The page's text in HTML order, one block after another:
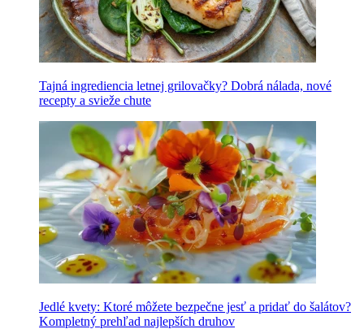
Tajná ingrediencia letnej grilovačky? Dobrá nálada, nové
recepty a svieže chute
Jedlé kvety: Ktoré môžete bezpečne jesť a pridať do šalátov?
Kompletný prehľad najlepších druhov